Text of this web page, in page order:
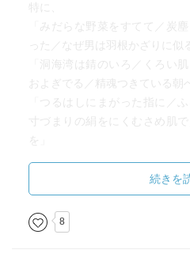
特に、
「みだらな野菜をすてて／炭
った／なぜ男は羽根かざりに似
「洞海湾は錆のいろ／くろい
およぎでる／精魂つきている朝
「つるはしにまがった指に／
寸づまりの絹をにくむさめ肌
を」
そ今まで触れた散文の中で最上
で、読んでみたら内容も素晴
き換えるのは、無理。
続きを
8